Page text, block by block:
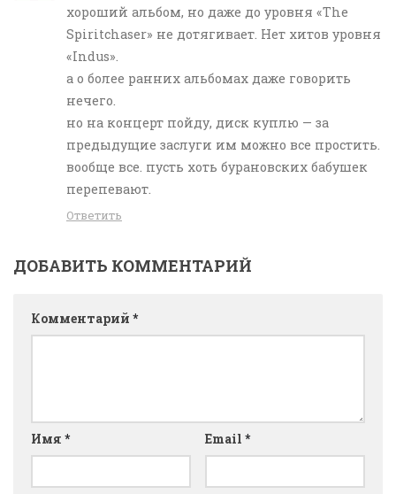
хороший альбом, но даже до уровня «The
Spiritchaser» не дотягивает. Нет хитов уровня
«Indus».
а о более ранних альбомах даже говорить
нечего.
но на концерт пойду, диск куплю — за
предыдущие заслуги им можно все простить.
вообще все. пусть хоть бурановских бабушек
перепевают.
Ответить
ДОБАВИТЬ КОММЕНТАРИЙ
Комментарий *
Имя * Email *